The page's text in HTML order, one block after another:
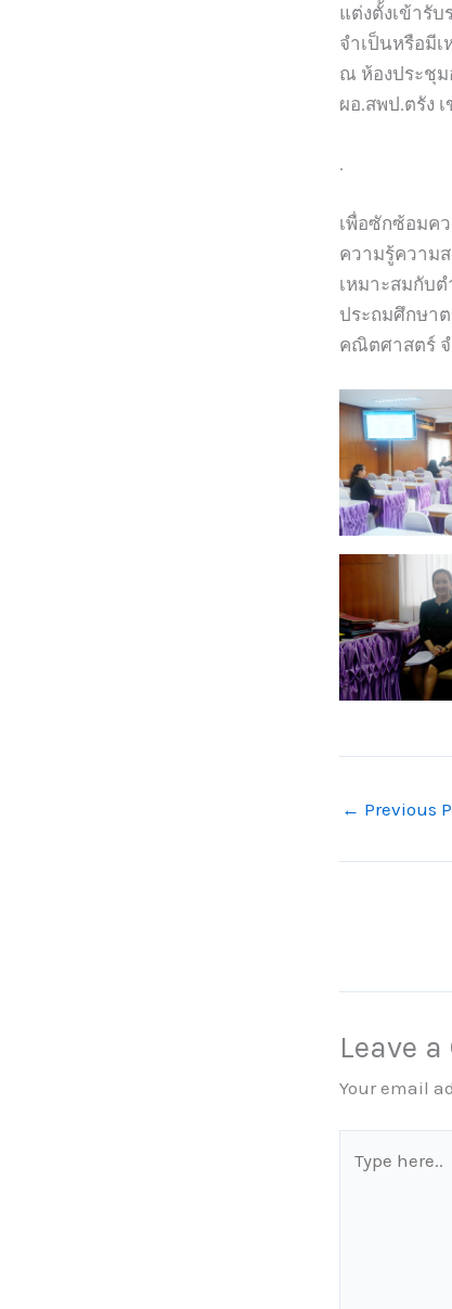
แต่งตั้งเข้ารั
จำเป็นหรือมี
ณ ห้องประชุม
ผอ.สพป.ตรัง
.
เพื่อซักซ้อมค
ความรู้ความ
เหมาะสมกับ
ประถมศึกษาต
คณิตศาสตร์ จ
← Previous
Leave
Your email
here..